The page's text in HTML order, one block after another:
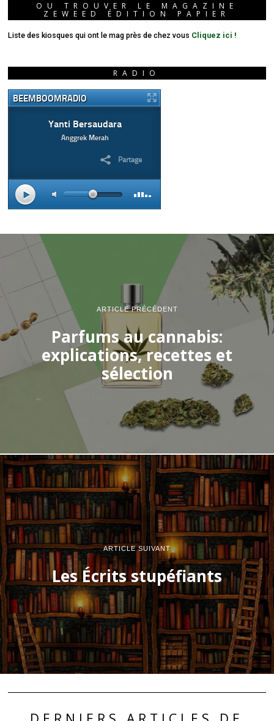
OU TROUVER LE MAGAZINE
ZEWEED ÉDITION PAPIER
Liste des kiosques qui ont le mag près de chez vous Cliquez ici !
RADIO
ARTICLE PRÉCÉDENT
Parfums au cannabis:
explications, recettes et
sélection
ARTICLE SUIVANT
Les Écrits stupéfiants